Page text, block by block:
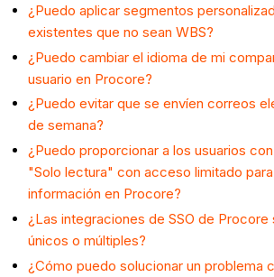
¿Puedo aplicar segmentos
existentes que no sean WBS?
¿Puedo cambiar el idioma de mi
usuario en Procore?
¿Puedo evitar que se envíen correos
de semana?
¿Puedo proporcionar a los usuarios
"Solo lectura" con acceso limitado
información en Procore?
¿Las integraciones de SSO de
únicos o múltiples?
¿Cómo puedo solucionar un problema